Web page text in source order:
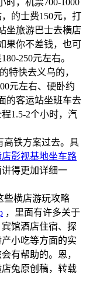
时，机票700-1000
的士费150元，打
坐旅游巴士去横店
果你不差钱，也可
250元左右。
特快去义乌的，
元左右、硬卧约
的客运站坐班车去
1.5-2个小时，汽
铁方案过去。具
影视基地坐车路
讲得更加详细一
横店游玩攻略
，里面有许多关于
馆酒店住宿、探
小吃等方面的实
有帮助的。恩，
兔原创稿，转载